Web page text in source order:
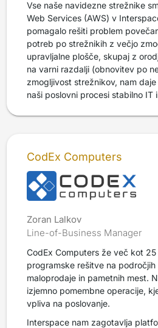
Vse naše navidezne strežnike
Web Services (AWS) v
pomagalo rešiti problem
potreb po strežnikih z večjo
upravljalne plošče, skupaj z
na varni razdalji (obnovitev po
zmogljivost strežnikov, nam
naši poslovni procesi stabilno IT
CodEx Computers
Zoran Lalkov
Line-of-Business Manager
CodEx Computers že več kot
programske rešitve na
maloprodaje in pametnih mest.
izjemno pomembne operacije,
vpliva na poslovanje.
Interspace nam zagotavlja